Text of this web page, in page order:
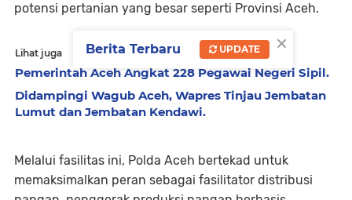
potensi pertanian yang besar seperti Provinsi Aceh.
Lihat juga
Pemerintah Aceh Angkat 228 Pegawai Negeri Sipil.
Didampingi Wagub Aceh, Wapres Tinjau Jembatan
Lumut dan Jembatan Kendawi.
Melalui fasilitas ini, Polda Aceh bertekad untuk
memaksimalkan peran sebagai fasilitator distribusi
×
Berita Terbaru UPDATE